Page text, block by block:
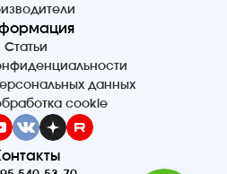
Статьи
данных
cookie